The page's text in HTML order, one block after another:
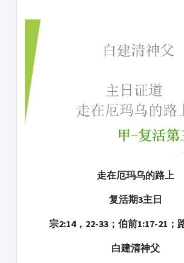
走在厄玛乌的路上
复活期3主日
宗2:14，22-33；伯前1:17-21；
白建清神父